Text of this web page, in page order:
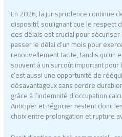
En 2026, la jurisprudence continue
dispositif, soulignant que le respect
des délais est crucial pour
passer le délai d’un mois pour
renouvellement tacite, tandis qu’un
souvent à un surcoût important
c’est aussi une opportunité de
désavantageux sans perdre
grâce à l’indemnité d’occupation
Anticiper et négocier restent donc
choix entre prolongation et rupture